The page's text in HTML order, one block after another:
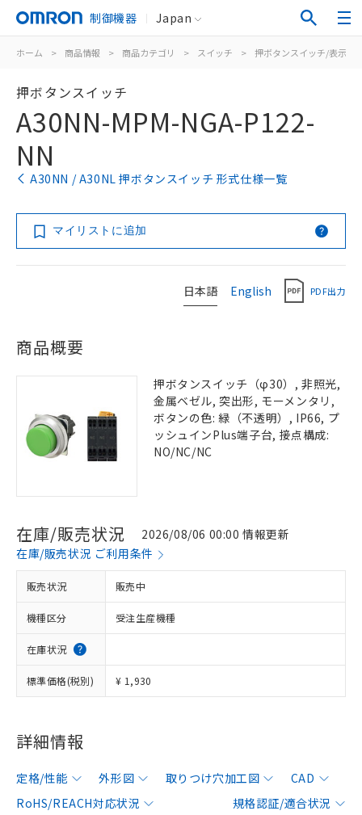
制御機器 Japan
ホーム > 商品情報 > 商品カテゴリ > スイッチ > 押ボタンスイッチ/表示灯
押ボタンスイッチ
A30NN-MPM-NGA-P122-
NN
A30NN / A30NL 押ボタンスイッチ 形式仕様一覧
マイリストに追加
日本語 English PDF出力
商品概要
押ボタンスイッチ（φ30）, 非照光,
金属ベゼル, 突出形, モーメンタリ,
ボタンの色: 緑（不透明）, IP66, プ
ッシュインPlus端子台, 接点構成:
NO/NC/NC
在庫/販売状況
2026/08/06 00:00 情報更新
在庫/販売状況 ご利用条件
販売状況 販売中
機種区分 受注生産機種
在庫状況
標準価格(税別) ¥ 1,930
詳細情報
定格/性能 外形図 取りつけ穴加工図
CAD
RoHS/REACH対応状況
規格認証/適合状況